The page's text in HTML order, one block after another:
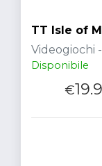
TT Isle of
Videogiochi
Disponibile
€